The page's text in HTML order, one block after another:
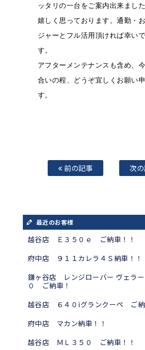
ッタリの一台をご案内出来まし
嬉しく思っております。通勤・
ジャーとフル活用頂ければ幸い
す。
アフターメンテナンスも含め、
合いの程、
どうぞ宜しくお願い
す。
前の記事 次
最近のお客様
越谷店 Ｅ３５０ｅ ご納車！！
府中店 ９１１カレラ４Ｓ納車！！
鎌ヶ谷店 レンジローバー ヴェラー
０ ご納車！
越谷店 ６４０iグランクーペ ご納
府中店 マカン納車！！
越谷店 ＭＬ３５０ ご納車！！